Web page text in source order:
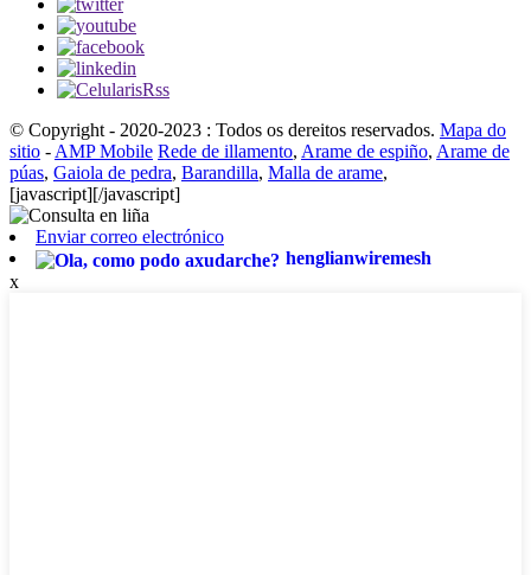
© Copyright - 2020-2023 : Todos os dereitos reservados. Mapa do
sitio - AMP Mobile Rede de illamento, Arame de espiño, Arame de
púas, Gaiola de pedra, Barandilla, Malla de arame,
[javascript][/javascript]
Enviar correo electrónico
henglianwiremesh
x